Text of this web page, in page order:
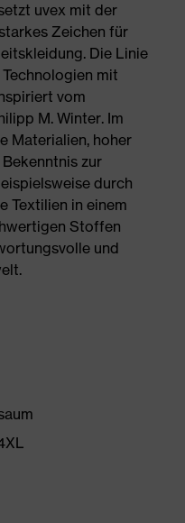
uvex mit der
Zeichen für
Die Linie
mit
vom
M. Winter. Im
Materialien, hoher
zur
durch
Textilien in einem
Stoffen
und